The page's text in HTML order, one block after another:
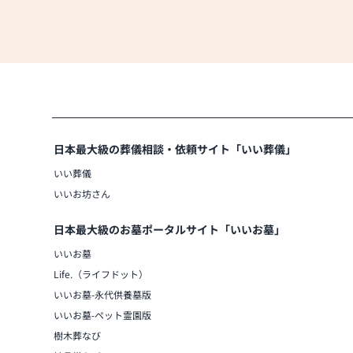
日本最大級の葬儀相談・依頼サイト「いい葬儀」
いい葬儀
いいお坊さん
日本最大級のお墓ポータルサイト「いいお墓」
いいお墓
Life.（ライフドット）
いいお墓-永代供養墓版
いいお墓-ペット霊園版
樹木葬なび